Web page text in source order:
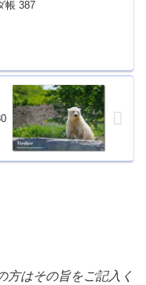
帳 387
はその旨をご記入く